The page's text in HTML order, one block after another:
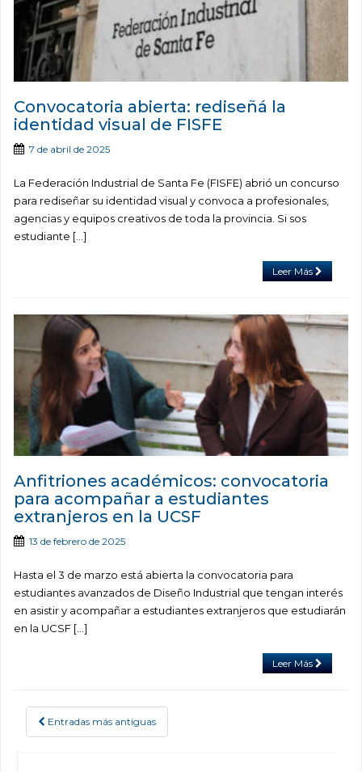
Convocatoria abierta: rediseñá la
identidad visual de FISFE
7 de abril de 2025
La Federación Industrial de Santa Fe (FISFE) abrió un concurso
para rediseñar su identidad visual y convoca a profesionales,
agencias y equipos creativos de toda la provincia. Si sos
estudiante […]
Leer Más
Anfitriones académicos: convocatoria
para acompañar a estudiantes
extranjeros en la UCSF
13 de febrero de 2025
Hasta el 3 de marzo está abierta la convocatoria para
estudiantes avanzados de Diseño Industrial que tengan interés
en asistir y acompañar a estudiantes extranjeros que estudiarán
en la UCSF […]
Leer Más
POSTS NAVIGATION
Entradas más antiguas